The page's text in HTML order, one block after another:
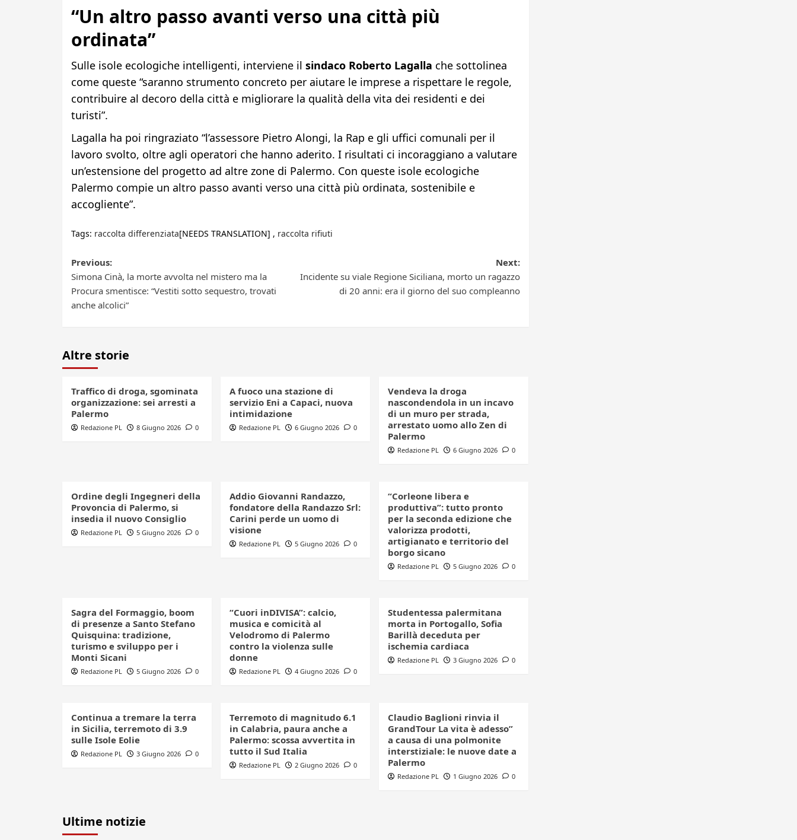
“Un altro passo avanti verso una città più
ordinata”
Sulle isole ecologiche intelligenti, interviene il sindaco Roberto Lagalla che sottolinea
come queste “saranno strumento concreto per aiutare le imprese a rispettare le regole,
contribuire al decoro della città e migliorare la qualità della vita dei residenti e dei
turisti”.
Lagalla ha poi ringraziato “l’assessore Pietro Alongi, la Rap e gli uffici comunali per il
lavoro svolto, oltre agli operatori che hanno aderito. I risultati ci incoraggiano a valutare
un’estensione del progetto ad altre zone di Palermo. Con queste isole ecologiche
Palermo compie un altro passo avanti verso una città più ordinata, sostenibile e
accogliente”.
Tags: raccolta differenziata[NEEDS TRANSLATION] , raccolta rifiuti
Post
navigation
Previous:
Simona Cinà, la morte avvolta nel mistero ma la
Procura smentisce: “Vestiti sotto sequestro, trovati
anche alcolici”
Next:
Incidente su viale Regione Siciliana, morto un ragazzo
di 20 anni: era il giorno del suo compleanno
Altre storie
Traffico di droga, sgominata
organizzazione: sei arresti a
Palermo
Redazione PL 8 Giugno 2026 0
A fuoco una stazione di
servizio Eni a Capaci, nuova
intimidazione
Redazione PL 6 Giugno 2026 0
Vendeva la droga
nascondendola in un incavo
di un muro per strada,
arrestato uomo allo Zen di
Palermo
Redazione PL 6 Giugno 2026 0
Ordine degli Ingegneri della
Provoncia di Palermo, si
insedia il nuovo Consiglio
Redazione PL 5 Giugno 2026 0
Addio Giovanni Randazzo,
fondatore della Randazzo Srl:
Carini perde un uomo di
visione
Redazione PL 5 Giugno 2026 0
“Corleone libera e
produttiva”: tutto pronto
per la seconda edizione che
valorizza prodotti,
artigianato e territorio del
borgo sicano
Redazione PL 5 Giugno 2026 0
Sagra del Formaggio, boom
di presenze a Santo Stefano
Quisquina: tradizione,
turismo e sviluppo per i
Monti Sicani
Redazione PL 5 Giugno 2026 0
“Cuori inDIVISA”: calcio,
musica e comicità al
Velodromo di Palermo
contro la violenza sulle
donne
Redazione PL 4 Giugno 2026 0
Studentessa palermitana
morta in Portogallo, Sofia
Barillà deceduta per
ischemia cardiaca
Redazione PL 3 Giugno 2026 0
Continua a tremare la terra
in Sicilia, terremoto di 3.9
sulle Isole Eolie
Redazione PL 3 Giugno 2026 0
Terremoto di magnitudo 6.1
in Calabria, paura anche a
Palermo: scossa avvertita in
tutto il Sud Italia
Redazione PL 2 Giugno 2026 0
Claudio Baglioni rinvia il
GrandTour La vita è adesso”
a causa di una polmonite
interstiziale: le nuove date a
Palermo
Redazione PL 1 Giugno 2026 0
Ultime notizie